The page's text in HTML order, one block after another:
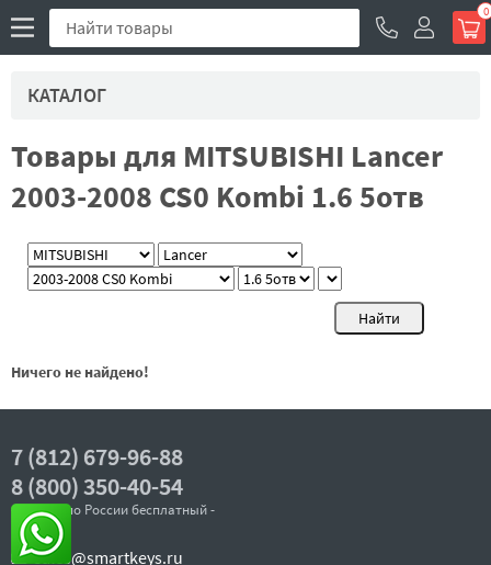
0
КАТАЛОГ
Товары для MITSUBISHI Lancer
2003-2008 CS0 Kombi 1.6 5отв
Ничего не найдено!
7 (812) 679-96-88
8 (800) 350-40-54
- звонок по России бесплатный -
sales@smartkeys.ru